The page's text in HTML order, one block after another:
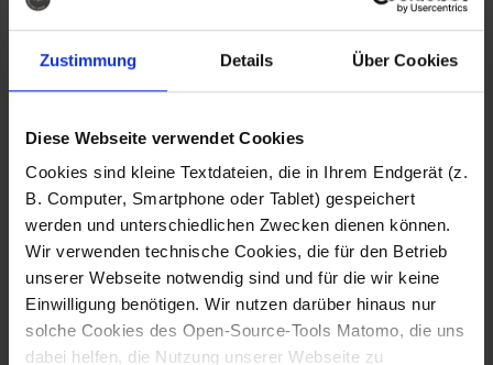
Zustimmung Details Über Cookies
Diese Webseite verwendet Cookies
Cookies sind kleine Textdateien, die in Ihrem Endgerät (z.
B. Computer, Smartphone oder Tablet) gespeichert
werden und unterschiedlichen Zwecken dienen können.
Wir verwenden technische Cookies, die für den Betrieb
unserer Webseite notwendig sind und für die wir keine
Einwilligung benötigen. Wir nutzen darüber hinaus nur
solche Cookies des Open-Source-Tools Matomo, die uns
dabei helfen, die Nutzung unserer Webseite zu
Fotografo: Lorenz
Sternbach
Download
Fotografo: Lorenz
Sternbach
Download